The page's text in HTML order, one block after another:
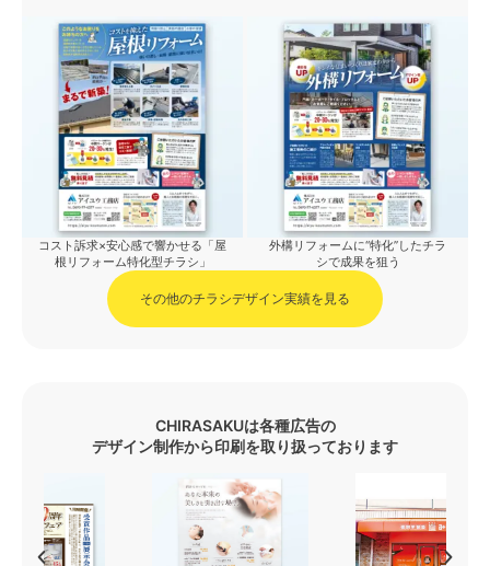
コスト訴求×安心感で響かせる「屋
根リフォーム特化型チラシ」
外構リフォームに“特化”したチラ
シで成果を狙う
その他のチラシデザイン実績を見る
CHIRASAKUは各種広告の
デザイン制作から印刷を取り扱っております